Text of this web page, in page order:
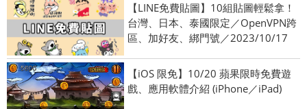
【LINE免費貼圖】10組貼圖輕鬆拿！
台灣、日本、泰國限定／OpenVPN跨
區、加好友、綁門號／2023/10/17
【iOS 限免】10/20 蘋果限時免費遊
戲、應用軟體介紹 (iPhone／iPad)